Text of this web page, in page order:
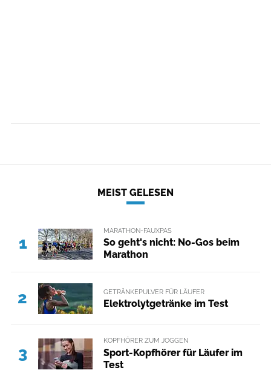
MEIST GELESEN
1
MARATHON-FAUXPAS
So geht's nicht: No-Gos beim
Marathon
2 GETRÄNKEPULVER FÜR LÄUFER
Elektrolytgetränke im Test
3
KOPFHÖRER ZUM JOGGEN
Sport-Kopfhörer für Läufer im
Test